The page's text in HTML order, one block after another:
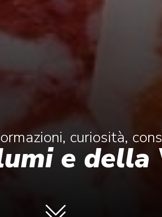
curiosità,
e